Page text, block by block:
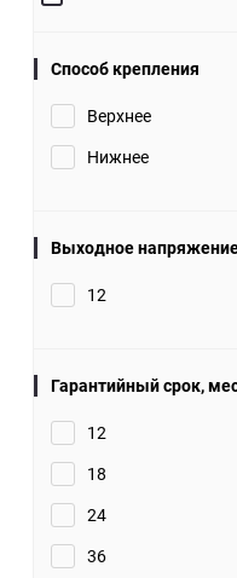
Способ крепления
Верхнее
Нижнее
Выходное
12
Гарантийный срок,
12
18
24
36